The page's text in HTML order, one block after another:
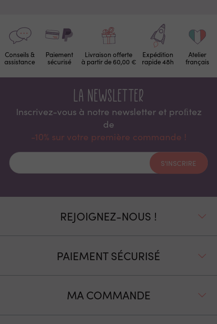
Conseils &
assistance
Paiement
sécurisé
Livraison offerte
à partir de 60,00 €
Expédition
rapide 48h
Atelier
français
La newsletter
Inscrivez-vous à notre newsletter et proﬁtez
de
-10% sur votre première commande !
S'INSCRIRE
REJOIGNEZ-NOUS !
PAIEMENT SÉCURISÉ
MA COMMANDE